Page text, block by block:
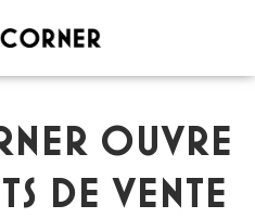
OUVRE
DE VENTE